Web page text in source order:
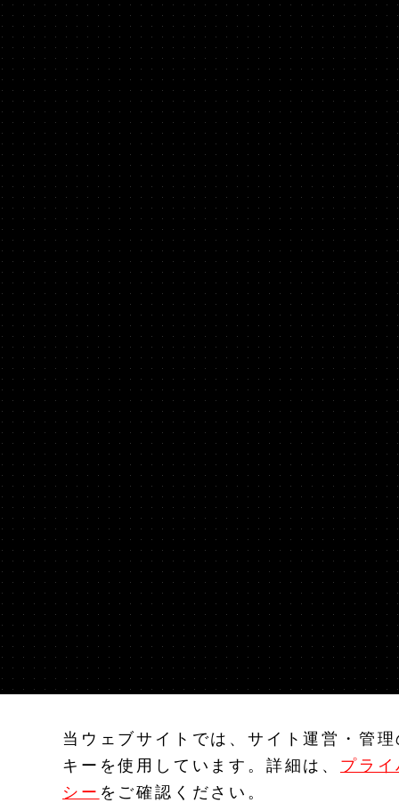
当ウェブサイトでは、サイト運営・管
キーを使用しています。詳細は、 プラ
シー をご確認ください。